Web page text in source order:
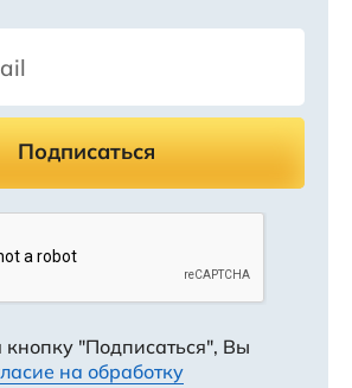
Подписаться
"Подписаться", Вы
на обработку